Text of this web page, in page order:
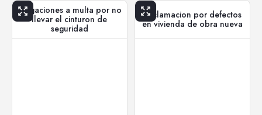
Alegaciones a multa por no
llevar el cinturon de
seguridad
Reclamacion por defectos
en vivienda de obra nueva